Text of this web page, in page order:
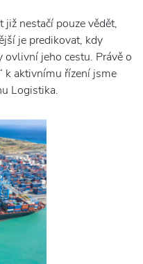
nestačí pouze vědět,
je predikovat, kdy
ovlivní jeho cestu. Právě o
k aktivnímu řízení jsme
Logistika.